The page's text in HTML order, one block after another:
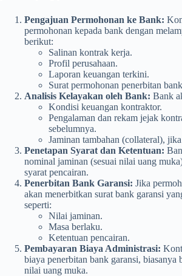
Pengajuan Permohonan ke Bank:
permohonan kepada bank dengan
berikut:
Salinan kontrak kerja.
Profil perusahaan.
Laporan keuangan terkini.
Surat permohonan penerbitan
Analisis Kelayakan oleh Bank: Bank
Kondisi keuangan kontraktor.
Pengalaman dan rekam jejak
sebelumnya.
Jaminan tambahan (collateral),
Penetapan Syarat dan Ketentuan:
nominal jaminan (sesuai nilai uang
syarat pencairan.
Penerbitan Bank Garansi: Jika
akan menerbitkan surat bank garansi
seperti:
Nilai jaminan.
Masa berlaku.
Ketentuan pencairan.
Pembayaran Biaya Administrasi:
biaya penerbitan bank garansi, biasanya
nilai uang muka.